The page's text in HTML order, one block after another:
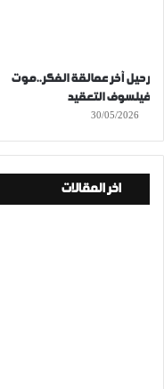
رحيل آخر عمالقة الفكر..موت
فيلسوف التعقيد
30/05/2026
اخر المقالات